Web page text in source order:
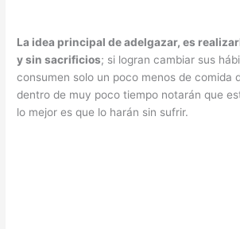
La idea principal de adelgazar, es
y sin sacrificios; si logran cambiar sus
consumen solo un poco menos de comida
dentro de muy poco tiempo notarán que
lo mejor es que lo harán sin sufrir.